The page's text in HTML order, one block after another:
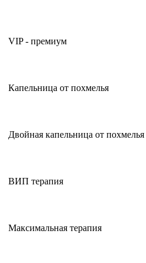
VIP - премиум
Капельница от похмелья
Двойная капельница от похмелья
ВИП терапия
Максимальная терапия